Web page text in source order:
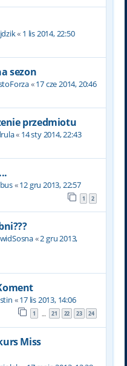
« 1 lis 2014, 22:50
sezon
«17 cze 2014, 20:46
przedmiotu
« 14 sty 2014, 22:43
«12 gru 2013, 22:57
1 2
«2 gru 2013,
«17 lis 2013, 14:06
1 … 21 22 23 24
Miss